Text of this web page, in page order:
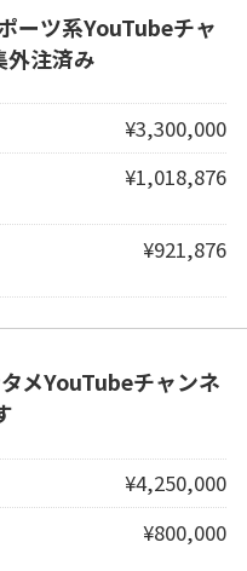
ーツ系YouTubeチャ
外注済み
¥3,300,000
¥1,018,876
¥921,876
メYouTubeチャンネ
¥4,250,000
¥800,000